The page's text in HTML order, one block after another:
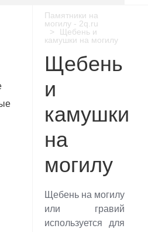
Памятники на
могилу - 2q.ru
Щебень и
камушки на могилу
Щебень
и
камушки
на
могилу
Щебень на могилу
или гравий
используется для